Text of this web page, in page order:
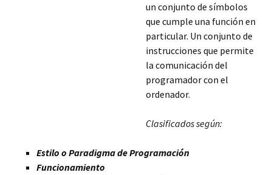
un conjunto de símbolos
que cumple una función en
particular. Un conjunto de
instrucciones que permite
la comunicación del
programador con el
ordenador.
Clasificados según:
Estilo o Paradigma de Programación
Funcionamiento